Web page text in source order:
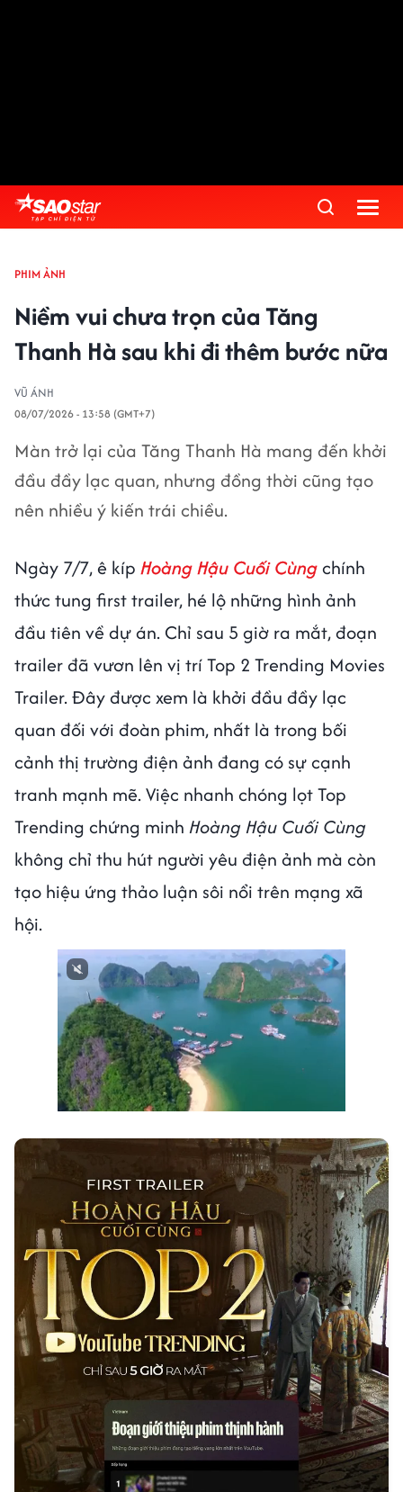
PHIM ẢNH
Niềm vui chưa trọn của Tăng
Thanh Hà sau khi đi thêm bước nữa
VŨ ÁNH
08/07/2026 - 13:58 (GMT+7)
Màn trở lại của Tăng Thanh Hà mang đến khởi
đầu đầy lạc quan, nhưng đồng thời cũng tạo
nên nhiều ý kiến trái chiều.
Ngày 7/7, ê kíp Hoàng Hậu Cuối Cùngchính
thức tung first trailer, hé lộ những hình ảnh
đầu tiên về dự án. Chỉ sau 5 giờ ra mắt, đoạn
trailer đã vươn lên vị trí Top 2 Trending Movies
Trailer. Đây được xem là khởi đầu đầy lạc
quan đối với đoàn phim, nhất là trong bối
cảnh thị trường điện ảnh đang có sự cạnh
tranh mạnh mẽ. Việc nhanh chóng lọt Top
Trending chứng minh Hoàng Hậu Cuối Cùng
không chỉ thu hút người yêu điện ảnh mà còn
tạo hiệu ứng thảo luận sôi nổi trên mạng xã
hội.
Next video in 2